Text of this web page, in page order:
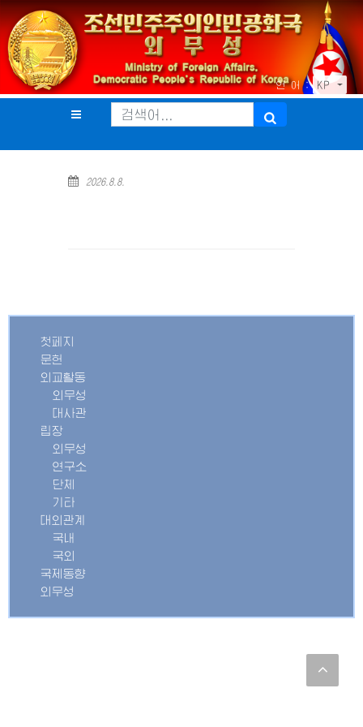
언 어 : KP
2026.8.8.
첫페지
문헌
외교활동
외무성
대사관
립장
외무성
연구소
단체
기타
대외관계
국내
국외
국제동향
외무성